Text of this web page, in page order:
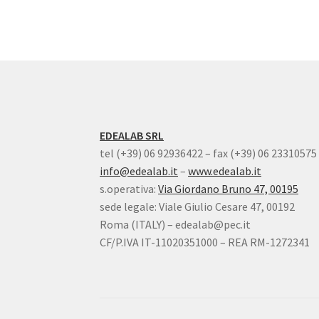
EDEALAB SRL
tel (+39) 06 92936422 – fax (+39) 06 23310575
info@edealab.it –www.edealab.it
s.operativa:Via Giordano Bruno 47, 00195
sede legale: Viale Giulio Cesare 47, 00192
Roma (ITALY) – edealab@pec.it
CF/P.IVA IT-11020351000 – REA RM-1272341